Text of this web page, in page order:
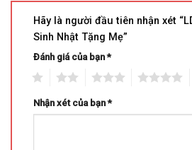
Hãy là người đầu tiên nhận xét
Sinh Nhật Tặng Mẹ”
Đánh giá của bạn*
Nhận xét của bạn*